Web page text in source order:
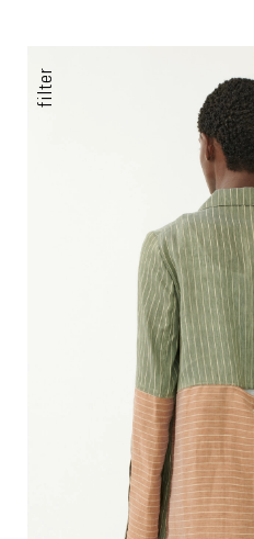
filter